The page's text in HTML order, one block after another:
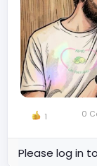
1 0
Please log in